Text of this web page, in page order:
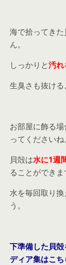
海で拾ってき
ん。
しっかりと汚れ
生臭さも抜ける
お部屋に飾る
ってくださいね。
貝殻は水に1週
ることができま
水を毎回取り
う。
下準備した貝
ディア集はこち